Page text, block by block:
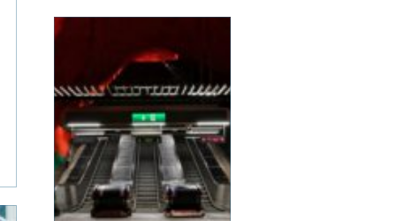
privatpersoner,
bostadsrättsföreningar
och företag kan snön bli
en säkerhetsrisk och en
...